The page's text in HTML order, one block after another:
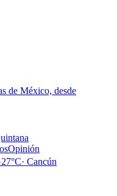
de México, desde
Opinión
27°C· Cancún